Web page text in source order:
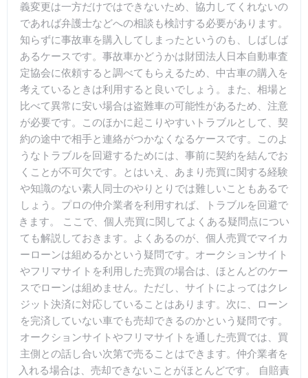
義変更は一方だけではできないため、協力してくれないの
であれば弁護士などへの相談も検討する必要があります。
知らずに事故車を購入してしまったというのも、しばしば
あるケースです。事故車かどうかは財団法人日本自動車査
定協会に依頼すると調べてもらえるため、中古車の購入を
考えているときは利用すると良いでしょう。また、相場と
比べて異常に安い場合は盗難車の可能性があるため、注意
が必要です。このほかに起こりやすいトラブルとして、契
約の途中で相手と連絡がつかなくなるケースです。このよ
うなトラブルを回避するためには、事前に契約を結んでお
くことが不可欠です。とはいえ、あまり売買に関する経験
や知識のない素人同士のやりとりでは難しいこともあるで
しょう。プロの仲介業者を利用すれば、トラブルを回避で
きます。 ここで、個人売買に関してよくある疑問点につい
ても解説しておきます。よくあるのが、個人売買でマイカ
ーローンは組めるかという疑問です。オークションサイト
やフリマサイトを利用した売買の場合は、ほとんどのケー
スでローンは組めません。ただし、サイトによってはクレ
ジット決済に対応していることはあります。次に、ローン
を完済していない車でも売却できるのかという疑問です。
オークションサイトやフリマサイトを通した売買では、買
主側との話し合い次第で売ることはできます。仲介業者を
入れる場合は、売却できないことがほとんどです。 自賠責